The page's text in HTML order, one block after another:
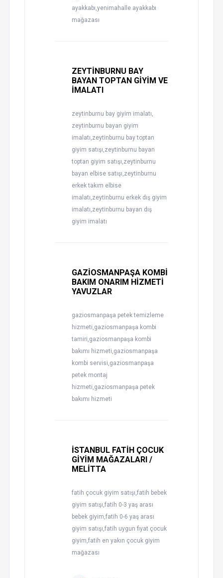
ayakkabı,yenimahalle ayakkabı
mağazası
ZEYTİNBURNU BAY
BAYAN TOPTAN GİYİM VE
İMALATI
zeytinburnu bay giyim imalatı,
zeytinburnu bayan giyim
imalatı,zeytinburnu bay toptan
giyim satışı,zeytinburnu bayan
toptan giyim satışı,zeytinburnu
bayan elbise satışı,zeytinburnu
erkek takım elbise
imalatı,zeytinburnu erkek dış giyim
imalatı,zeytinburnu bayan dış
giyim imalatı
GAZİOSMANPAŞA KOMBİ
BAKIM ONARIM HİZMETİ
YAVUZLAR
gaziosmanpaşa petek temizleme
hizmeti,gaziosmanpaşa kombi
tamiri,gaziosmanpaşa kombi
bakımı hizmeti,gaziosmanpaşa
kombi servisi,gaziosmanpaşa
petek montaj
hizmeti,gaziosmanpaşa petek
bakımı hizmeti
İSTANBUL FATİH ÇOCUK
GİYİM MAĞAZALARI /
MELİTTA
fatih çocuk giyim satışı,fatih bebek
giyim satışı,fatih 0-3 yaş arası
bebek giyim,fatih 0-6 yaş arası
giyim satışı,fatih uygun fiyat çocuk
giyim,fatih en yakın çocuk giyim
mağazası